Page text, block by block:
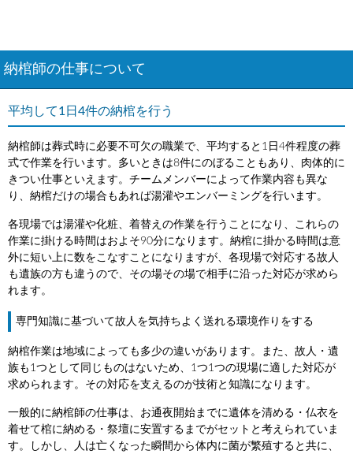
納棺師の仕事について
平均して1日4件の納棺を行う
納棺師は葬式時に必要不可欠の職業で、平均すると1日4件程度の葬
式で作業を行います。多いときは8件にのぼることもあり、肉体的に
きつい仕事といえます。チームメンバーによって作業内容も異な
り、納棺だけの場合もあれば湯灌やエンバーミングを行います。
各現場では湯灌や化粧、着替えの作業を行うことになり、これらの
作業に掛ける時間はおよそ90分になります。納棺に掛かる時間は意
外に短い上に数をこなすことになりますが、各現場で対応する故人
も遺族の方も違うので、その場その場で相手に沿った対応が求めら
れます。
専門知識に基づいて故人を気持ちよく送れる環境作りをする
納棺作業は地域によっても多少の違いがあります。また、故人・遺
族も1つとして同じものはないため、1つ1つの現場に適した対応が
求められます。その対応を支えるのが技術と知識になります。
一般的に納棺師の仕事は、お通夜開始までに遺体を清める・仏衣を
着せて棺に納める・祭壇に安置するまでがセットと考えられていま
す。しかし、人は亡くなった瞬間から体内に菌が繁殖すると共に、